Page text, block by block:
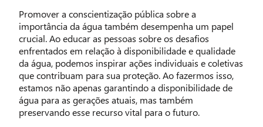
Promover a conscientização pública sobre a
importância da água também desempenha um papel
crucial. Ao educar as pessoas sobre os desafios
enfrentados em relação à disponibilidade e qualidade
da água, podemos inspirar ações individuais e coletivas
que contribuam para sua proteção. Ao fazermos isso,
estamos não apenas garantindo a disponibilidade de
água para as gerações atuais, mas também
preservando esse recurso vital para o futuro.